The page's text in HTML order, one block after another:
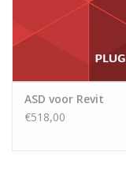
ASD voor Revit
€518,00